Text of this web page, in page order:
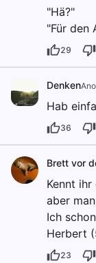
"Hä?"
"Für den
29
Denken
Hab
36
Brett vor
Kennt
aber
Ich
Herbert
23